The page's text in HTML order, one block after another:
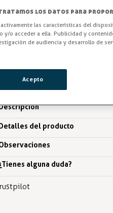
-3% AHORRA -0,15 €
€ 5,38 €
del producto
alguna duda?
los datos para
las características del
y/o acceder a ella. Publicidad y
de audiencia y desarrollo de
Acepto